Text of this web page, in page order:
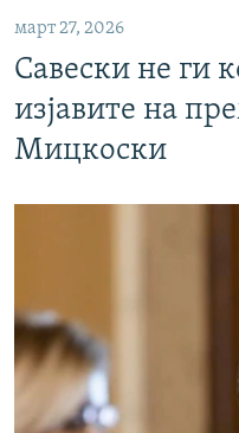
март 27, 2026
Савески не ги
изјавите на
Мицкоски